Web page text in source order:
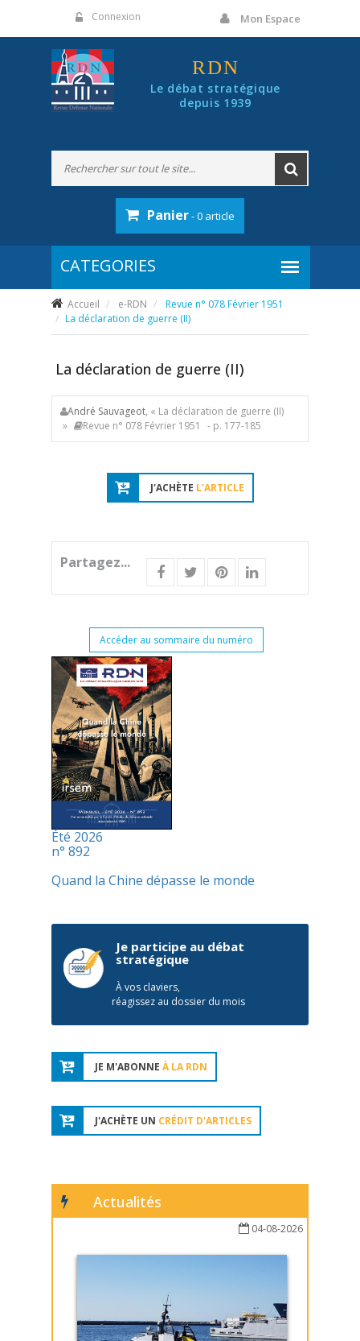
Connexion Mon Espace
RDN
Le débat stratégique
depuis 1939
Panier- 0 article
Accueil e-RDN
Revue n° 078 Février 1951
La déclaration de guerre (II)
La déclaration de guerre (II)
André Sauvageot, « La déclaration de guerre (II)
»
Revue n° 078 Février 1951 - p. 177-185
J'ACHÈTE L'ARTICLE
Partagez...
Accéder au sommaire du numéro
Été 2026
n° 892
Quand la Chine dépasse le monde
Je participe au débat
stratégique
À vos claviers,
réagissez au dossier du mois
JE M'ABONNE À LA RDN
J'ACHÈTE UN CRÉDIT D'ARTICLES
Actualités
04-08-2026